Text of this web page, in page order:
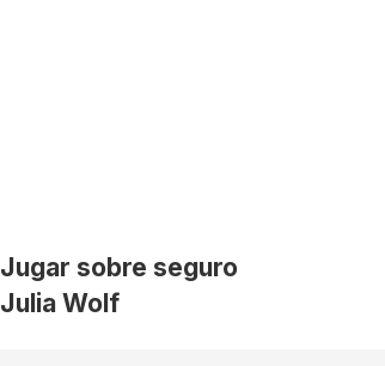
Jugar sobre seguro
Julia Wolf